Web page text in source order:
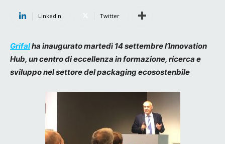
Linkedin Twitter
Grifalha inaugurato martedì 14 settembre l’Innovation
Hub, un centro di eccellenza in formazione, ricerca e
sviluppo nel settore del packaging ecosostenbile